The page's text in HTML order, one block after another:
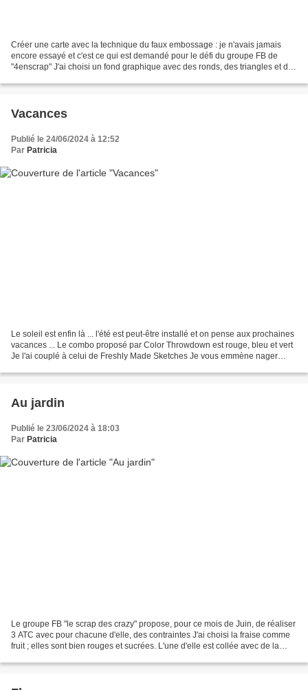
Créer une carte avec la technique du faux embossage : je n'avais jamais
encore essayé et c'est ce qui est demandé pour le défi du groupe FB de
"4enscrap" J'ai choisi un fond graphique avec des ronds, des triangles et des
Vacances
Publié le 24/06/2024 à 12:52
Par Patricia
Le soleil est enfin là ... l'été est peut-être installé et on pense aux prochaines
vacances ... Le combo proposé par Color Throwdown est rouge, bleu et vert
Je l'ai couplé à celui de Freshly Made Sketches Je vous emmène nager
Au jardin
Publié le 23/06/2024 à 18:03
Par Patricia
Le groupe FB "le scrap des crazy" propose, pour ce mois de Juin, de réaliser
3 ATC avec pour chacune d'elle, des contraintes J'ai choisi la fraise comme
fruit ; elles sont bien rouges et sucrées. L'une d'elle est collée avec de la